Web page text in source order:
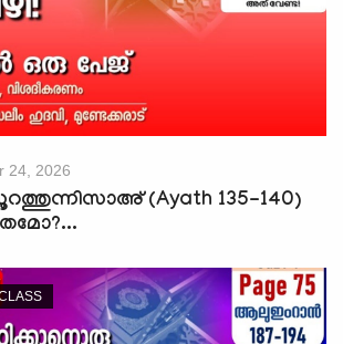
24, 2026
(Ayath 135-140)